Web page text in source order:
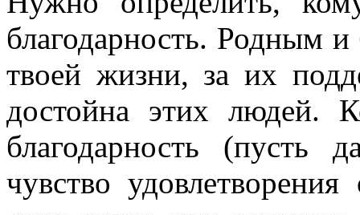
благодарность. Родным
твоей жизни, за их
достойна этих людей.
благодарность (пусть
чувство